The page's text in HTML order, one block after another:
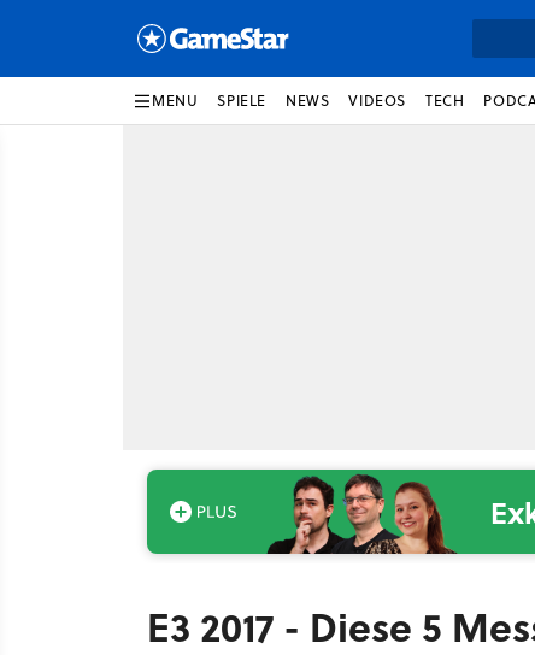
MENU SPIELE NEWS VIDEOS TECH
E3 2017 - Diese 5